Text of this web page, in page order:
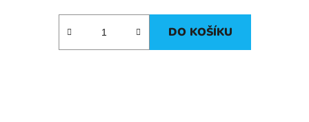
DO KOŠÍKU